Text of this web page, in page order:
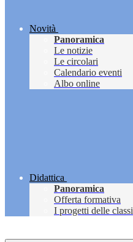
Novità
Panoramica
Le notizie
Le circolari
Calendario eventi
Albo online
Didattica
Panoramica
Offerta formativa
I progetti delle classi